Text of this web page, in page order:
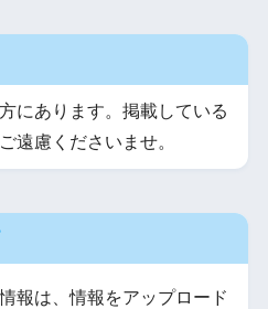
にあります。掲載している
遠慮くださいませ。
報は、情報をアップロード